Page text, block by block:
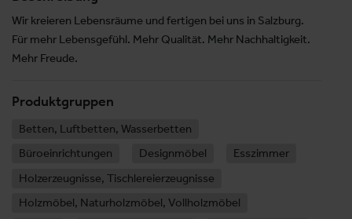
Wir kreieren Lebensräume und fertigen bei uns in Salzburg.
Für mehr Lebensgefühl. Mehr Qualität. Mehr Nachhaltigkeit.
Mehr Freude.
Produktgruppen
Betten, Luftbetten, Wasserbetten
Büroeinrichtungen
Designmöbel
Esszimmer
Holzerzeugnisse, Tischlereierzeugnisse
Holzmöbel, Naturholzmöbel, Vollholzmöbel